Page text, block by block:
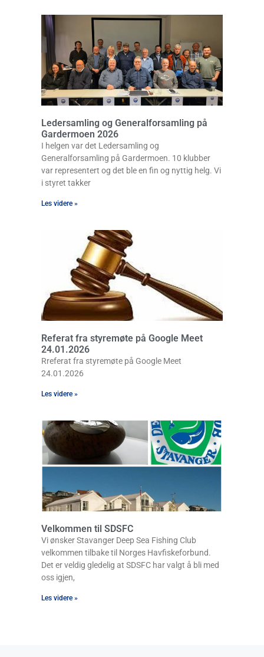
Ledersamling og Generalforsamling på
Gardermoen 2026
I helgen var det Ledersamling og
Generalforsamling på Gardermoen. 10 klubber
var representert og det ble en fin og nyttig helg. Vi
i styret takker
Les videre »
Referat fra styremøte på Google Meet
24.01.2026
Rreferat fra styremøte på Google Meet
24.01.2026
Les videre »
Velkommen til SDSFC
Vi ønsker Stavanger Deep Sea Fishing Club
velkommen tilbake til Norges Havfiskeforbund.
Det er veldig gledelig at SDSFC har valgt å bli med
oss igjen,
Les videre »